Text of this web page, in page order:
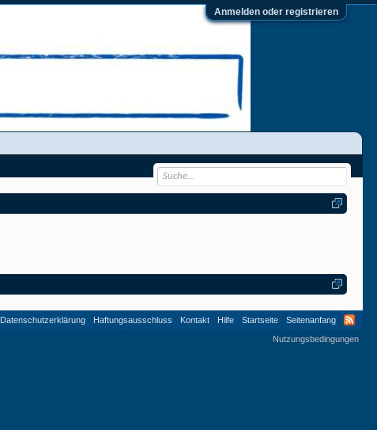
Anmelden oder registrieren
Datenschutzerklärung Haftungsausschluss Kontakt Hilfe Startseite
Seitenanfang
Nutzungsbedingungen